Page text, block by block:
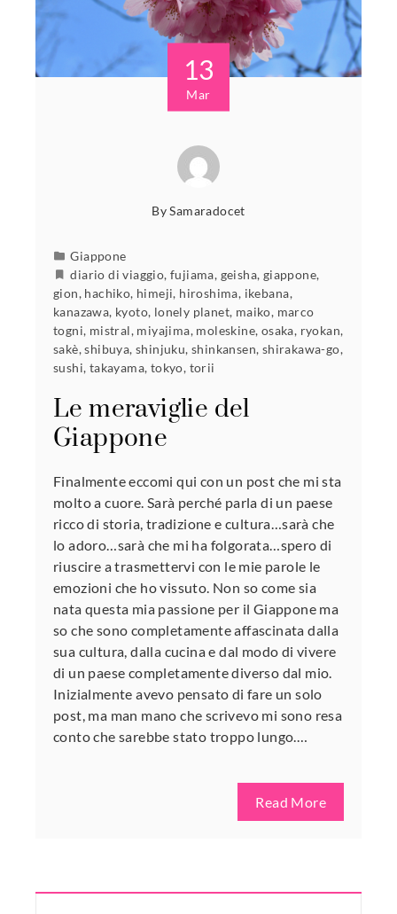
13
Mar
BySamaradocet
Giappone
diario di viaggio,fujiama, geisha, giappone,
gion, hachiko, himeji, hiroshima, ikebana,
kanazawa, kyoto, lonely planet, maiko, marco
togni, mistral, miyajima, moleskine, osaka, ryokan,
sakè,shibuya,shinjuku,shinkansen, shirakawa-go,
sushi, takayama, tokyo, torii
Le meraviglie del
Giappone
Finalmente eccomi qui con un post che mi sta
molto a cuore. Sarà perché parla di un paese
ricco di storia, tradizione e cultura…sarà che
lo adoro…sarà che mi ha folgorata…spero di
riuscire a trasmettervi con le mie parole le
emozioni che ho vissuto. Non so come sia
nata questa mia passione per il Giappone ma
so che sono completamente affascinata dalla
sua cultura, dalla cucina e dal modo di vivere
di un paese completamente diverso dal mio.
Inizialmente avevo pensato di fare un solo
post, ma man mano che scrivevo mi sono resa
conto che sarebbe stato troppo lungo.…
Read More